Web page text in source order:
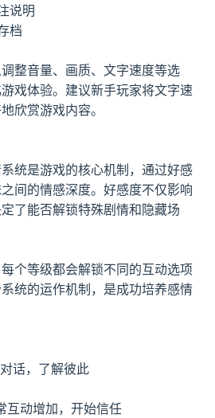
说明
档
整音量、画质、文字速度等选
戏体验。建议新手玩家将文字速
欣赏游戏内容。
统是游戏的核心机制，通过好感
间的情感深度。好感度不仅影响
了能否解锁特殊剧情和隐藏场
个等级都会解锁不同的互动选项
统的运作机制，是成功培养感情
话，了解彼此
互动增加，开始信任